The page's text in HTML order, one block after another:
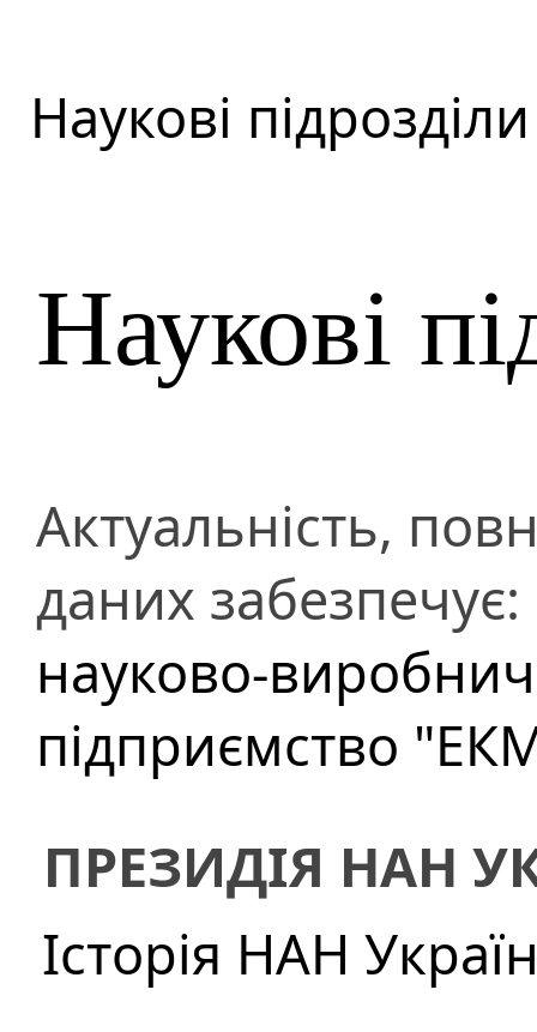
Наукові підрозділи
Наукові
Актуальність,
даних забезпечує:
науково-
підприємство
ПРЕЗИДІЯ НАН
Історія НАН